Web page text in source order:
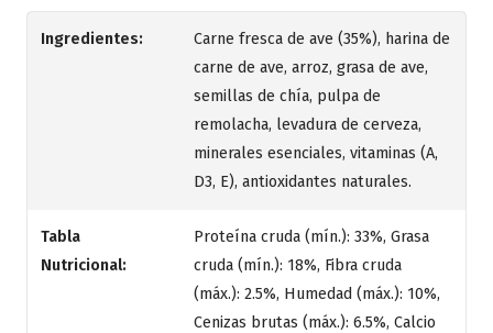
Ingredientes:
Carne fresca de ave (35%), harina de
carne de ave, arroz, grasa de ave,
semillas de chía, pulpa de
remolacha, levadura de cerveza,
minerales esenciales, vitaminas (A,
D3, E), antioxidantes naturales.
Tabla
Nutricional:
Proteína cruda (mín.): 33%, Grasa
cruda (mín.): 18%, Fibra cruda
(máx.): 2.5%, Humedad (máx.): 10%,
Cenizas brutas (máx.): 6.5%, Calcio